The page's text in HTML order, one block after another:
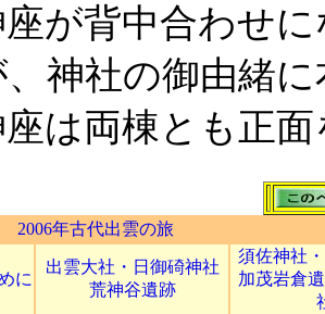
座が背中合わせ
、神社の御由緒
座は両棟とも正
2006年古代出雲の旅
に
出雲大社・日御碕神社
荒神谷遺跡
須佐神社
加茂岩倉